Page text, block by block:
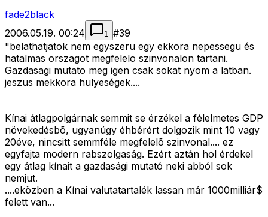
fade2black
2006.05.19. 00:24
1 #39
"belathatjatok nem egyszeru egy ekkora nepessegu és
hatalmas orszagot megfelelo szinvonalon tartani.
Gazdasagi mutato meg igen csak sokat nyom a latban.
jeszus mekkora hülyeségek....
Kínai átlagpolgárnak semmit se érzékel a félelmetes GDP
növekedésbõ, ugyanúgy éhbérért dolgozik mint 10 vagy
20éve, nincsitt semmféle megfelelõ szinvonal.... ez
egyfajta modern rabszolgaság. Ezért aztán hol érdekel
egy átlag kínait a gazdasági mutató neki abból sok
nemjut.
....eközben a Kínai valutatartalék lassan már 1000milliár$
felett van...